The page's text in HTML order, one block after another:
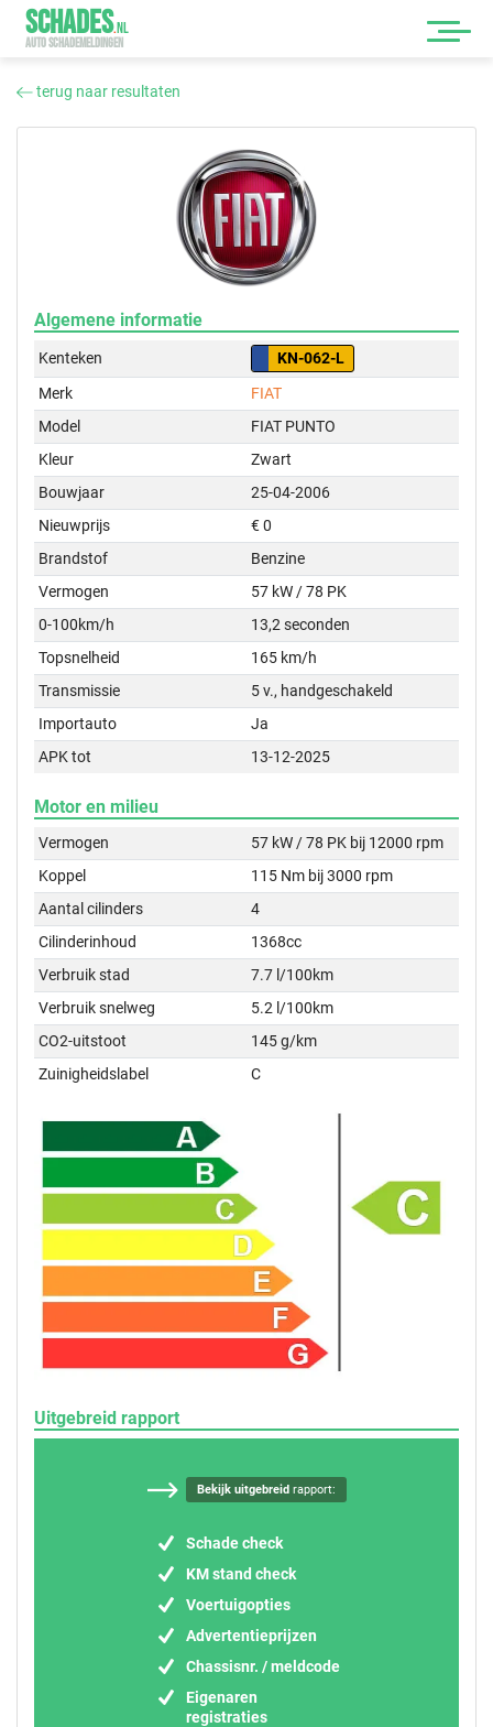
SCHADES.NL
AUTO SCHADEMELDINGEN
terug naar resultaten
Algemene informatie
Kenteken
KN-062-L
Merk
FIAT
Model
FIAT PUNTO
Kleur
Zwart
Bouwjaar
25-04-2006
Nieuwprijs
€ 0
Brandstof
Benzine
Vermogen
57 kW / 78 PK
0-100km/h
13,2 seconden
Topsnelheid
165 km/h
Transmissie
5 v., handgeschakeld
Importauto
Ja
APK tot
13-12-2025
Motor en milieu
Vermogen
57 kW / 78 PK bij 12000 rpm
Koppel
115 Nm bij 3000 rpm
Aantal cilinders
4
Cilinderinhoud
1368cc
Verbruik stad
7.7 l/100km
Verbruik snelweg
5.2 l/100km
CO2-uitstoot
145 g/km
Zuinigheidslabel
C
Uitgebreid rapport
Bekijk uitgebreidrapport:
Schade check
KM stand check
Voertuigopties
Advertentieprijzen
Chassisnr. / meldcode
Eigenaren
registraties